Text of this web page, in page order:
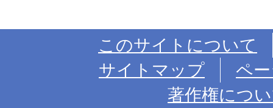
このサイトについて
サイトマップ
ペ
著作権につ